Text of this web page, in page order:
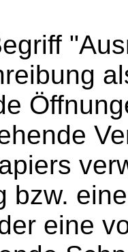
bzw.
eine